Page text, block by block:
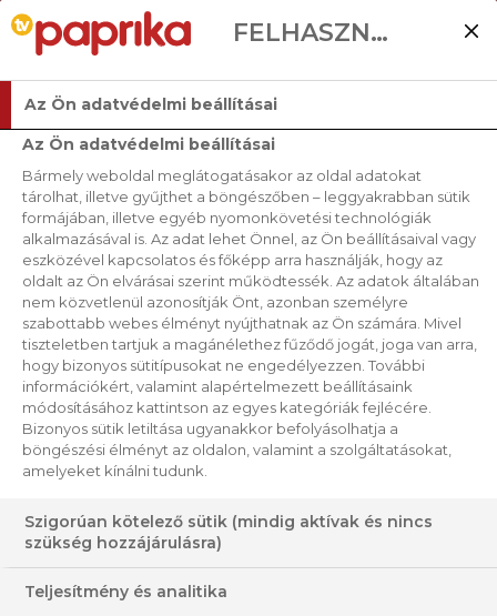
RECEPTJEINK
RENDEZÉS
SZŰRŐK
FELHASZNÁLÓI BEÁLLÍTÁSOK
Az Ön adatvédelmi beállításai
Az Ön adatvédelmi beállításai
Bármely weboldal meglátogatásakor az oldal adatokat
tárolhat, illetve gyűjthet a böngészőben – leggyakrabban sütik
formájában, illetve egyéb nyomonkövetési technológiák
alkalmazásával is. Az adat lehet Önnel, az Ön beállításaival vagy
eszközével kapcsolatos és főképp arra használják, hogy az
oldalt az Ön elvárásai szerint működtessék. Az adatok általában
nem közvetlenül azonosítják Önt, azonban személyre
szabottabb webes élményt nyújthatnak az Ön számára. Mivel
tiszteletben tartjuk a magánélethez fűződő jogát, joga van arra,
hogy bizonyos sütitípusokat ne engedélyezzen. További
információkért, valamint alapértelmezett beállításaink
módosításához kattintson az egyes kategóriák fejlécére.
Bizonyos sütik letiltása ugyanakkor befolyásolhatja a
böngészési élményt az oldalon, valamint a szolgáltatásokat,
amelyeket kínálni tudunk.
Szigorúan kötelező sütik (mindig aktívak és nincs
szükség hozzájárulásra)
Teljesítmény és analitika